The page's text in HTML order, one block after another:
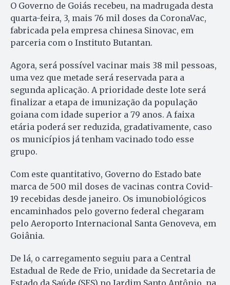
O Governo de Goiás recebeu, na madrugada desta
quarta-feira, 3, mais 76 mil doses da CoronaVac,
fabricada pela empresa chinesa Sinovac, em
parceria com o Instituto Butantan.
Agora, será possível vacinar mais 38 mil pessoas,
uma vez que metade será reservada para a
segunda aplicação. A prioridade deste lote será
finalizar a etapa de imunização da população
goiana com idade superior a 79 anos. A faixa
etária poderá ser reduzida, gradativamente, caso
os municípios já tenham vacinado todo esse
grupo.
Com este quantitativo, Governo do Estado bate
marca de 500 mil doses de vacinas contra Covid-
19 recebidas desde janeiro. Os imunobiológicos
encaminhados pelo governo federal chegaram
pelo Aeroporto Internacional Santa Genoveva, em
Goiânia.
De lá, o carregamento seguiu para a Central
Estadual de Rede de Frio, unidade da Secretaria de